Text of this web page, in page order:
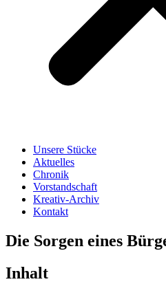
Unsere Stücke
Aktuelles
Chronik
Vorstandschaft
Kreativ-Archiv
Kontakt
Die Sorgen eines
Inhalt